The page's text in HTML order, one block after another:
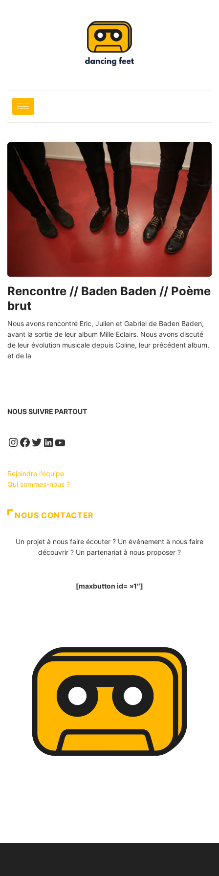
Rencontre // Baden Baden // Poème
brut
Nous avons rencontré Eric, Julien et Gabriel de Baden Baden,
avant la sortie de leur album Mille Eclairs. Nous avons discuté
de leur évolution musicale depuis Coline, leur précédent album,
et de la
NOUS SUIVRE PARTOUT
Instagram
Facebook
Twitter
LinkedIn
YouTube
Rejoindre l'équipe
Qui sommes-nous ?
NOUS CONTACTER
Un projet à nous faire écouter ? Un événement à nous faire
découvrir ? Un partenariat à nous proposer ?
[maxbutton id= »1″]